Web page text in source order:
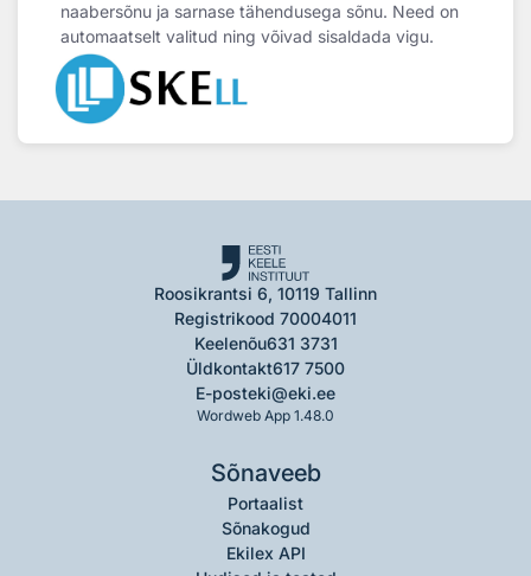
naabersõnu ja sarnase tähendusega sõnu. Need on
automaatselt valitud ning võivad sisaldada vigu.
Roosikrantsi 6, 10119 Tallinn
Registrikood 70004011
Keelenõu631 3731
Üldkontakt617 7500
E-posteki@eki.ee
Wordweb App 1.48.0
Sõnaveeb
Portaalist
Sõnakogud
Ekilex API